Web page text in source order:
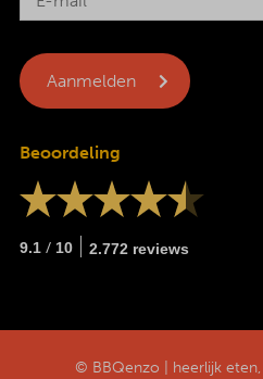
Beoordeling
9.1 / 10 2.772 reviews
© BBQenzo | heerlijk